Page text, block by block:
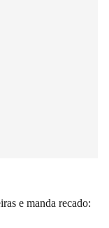
e manda recado: